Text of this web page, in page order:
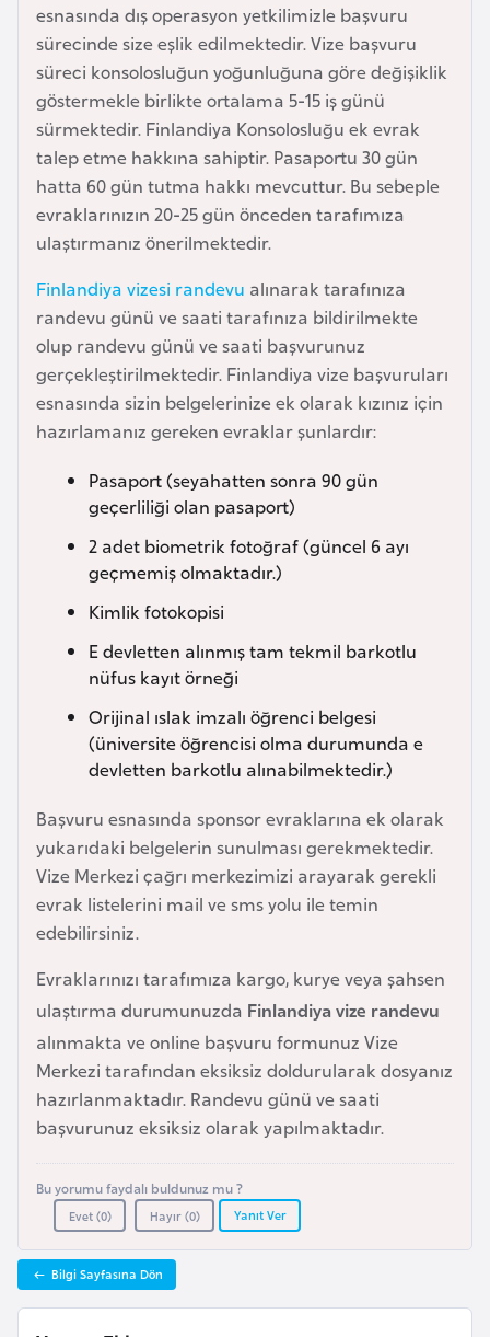
esnasında dış operasyon yetkilimizle başvuru
sürecinde size eşlik edilmektedir. Vize başvuru
süreci konsolosluğun yoğunluğuna göre değişiklik
göstermekle birlikte ortalama 5-15 iş günü
sürmektedir. Finlandiya Konsolosluğu ek evrak
talep etme hakkına sahiptir. Pasaportu 30 gün
hatta 60 gün tutma hakkı mevcuttur. Bu sebeple
evraklarınızın 20-25 gün önceden tarafımıza
ulaştırmanız önerilmektedir.
Finlandiya vizesi randevu alınarak tarafınıza
randevu günü ve saati tarafınıza bildirilmekte
olup randevu günü ve saati başvurunuz
gerçekleştirilmektedir. Finlandiya vize başvuruları
esnasında sizin belgelerinize ek olarak kızınız için
hazırlamanız gereken evraklar şunlardır:
Pasaport (seyahatten sonra 90 gün
geçerliliği olan pasaport)
2 adet biometrik fotoğraf (güncel 6 ayı
geçmemiş olmaktadır.)
Kimlik fotokopisi
E devletten alınmış tam tekmil barkotlu
nüfus kayıt örneği
Orijinal ıslak imzalı öğrenci belgesi
(üniversite öğrencisi olma durumunda e
devletten barkotlu alınabilmektedir.)
Başvuru esnasında sponsor evraklarına ek olarak
yukarıdaki belgelerin sunulması gerekmektedir.
Vize Merkezi çağrı merkezimizi arayarak gerekli
evrak listelerini mail ve sms yolu ile temin
edebilirsiniz.
Evraklarınızı tarafımıza kargo, kurye veya şahsen
ulaştırma durumunuzda Finlandiya vize randevu
alınmakta ve online başvuru formunuz Vize
Merkezi tarafından eksiksiz doldurularak dosyanız
hazırlanmaktadır. Randevu günü ve saati
başvurunuz eksiksiz olarak yapılmaktadır.
Bu yorumu faydalı buldunuz mu ?
Evet (0) Hayır (0) Yanıt Ver
Bilgi Sayfasına Dön
n
l
a
d
B
e
l
a
r
u
n
i
n
B
o
s
a
H
e
e
B